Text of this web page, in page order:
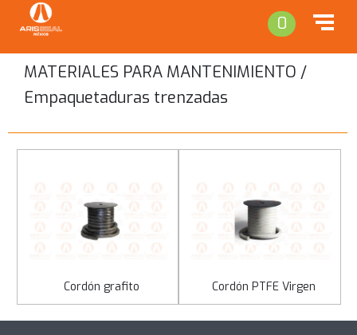
0
MATERIALES PARA MANTENIMIENTO /
Empaquetaduras trenzadas
Cordón grafito Cordón PTFE Virgen